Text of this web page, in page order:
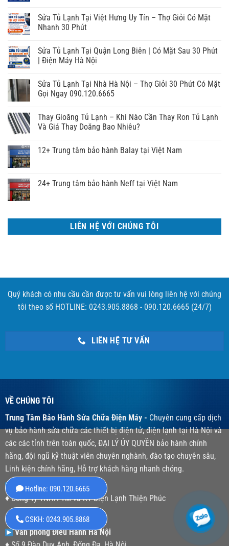
Sửa Tủ Lạnh Tại Việt Hưng Uy Tín – Thợ Giỏi Có Mặt
Nhanh 30 Phút
Sửa Tủ Lạnh Tại Quận Long Biên | Có Mặt Sau 30 Phút
| Điện Máy Hà Nội
Sửa Tủ Lạnh Tại Nhà Hà Nội – Thợ Giỏi 30 Phút Có Mặt
Gọi Ngay 090.120.6665
Thay Gioăng Tủ Lạnh – Khi Nào Cần Thay Ron Tủ Lạnh
Và Giá Thay Doăng Bao Nhiêu?
12+ Trung tâm bảo hành Balay tại Việt Nam
24+ Trung tâm bảo hành Neff tại Việt Nam
LIÊN HỆ VỚI CHÚNG TÔI
Quý khách có nhu cầu cần được tư vấn vui lòng liên hệ với chúng
tôi theo số HOTLINE: 0243.905.8868 - 090.120.6665 (24/7)
LIÊN HỆ TƯ VẤN
VỀ CHÚNG TÔI
Trung Tâm Bảo Hành Sửa Chữa Điện Máy - Chuyên cung cấp dịch
vụ bảo hành sửa chữa các thiết bị điện tử, điện lạnh tại Hà Nội và
các các tỉnh trên toàn quốc, ĐẠI LÝ ỦY QUYỀN bảo hành chính
hãng, đội ngũ kỹ thuật viên chuyên nghành, đào tạo chuyên sâu,
Linh kiện chính hãng, Hỗ trợ khách hàng nhanh chóng.
Tên Doanh Nghiệp Công Ty
♦ Công Ty TNHH TM và KT Điện Lạnh Thiện Phúc
MST: 0104574390
Văn phòng Điều Hành Hà Nội
Hotline: 090.120.6665
CSKH: 0243.905.8868